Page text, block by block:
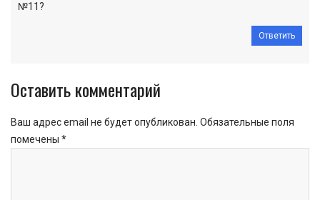
№11?
Ответить
Оставить комментарий
Ваш адрес email не будет опубликован. Обязательные поля
помечены *